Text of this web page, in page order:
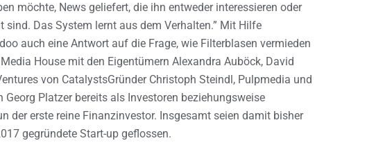
möchte, News geliefert, die ihn entweder interessieren oder
sind. Das System lernt aus dem Verhalten.” Mit Hilfe
auch eine Antwort auf die Frage, wie Filterblasen vermieden
House mit den Eigentümern Alexandra Auböck, David
von CatalystsGründer Christoph Steindl, Pulpmedia und
Platzer bereits als Investoren beziehungsweise
der erste reine Finanzinvestor. Insgesamt seien damit bisher
gegründete Start-up geflossen.